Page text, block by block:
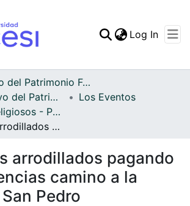
Statistics
Log In
Archivo del Patrimonio Fotográfico y Fílmico del Valle del Cauca
Fondo Archivo del Patrimonio Fotográfico y Fílmico del Valle del Cauca
Los Eventos
APFFVC - Religiosos - Patrimonial
Peregrinos arrodillados pagando sus penitencias camino a la iglesia de San Pedro
arrodillados pagando
camino a la
Pedro